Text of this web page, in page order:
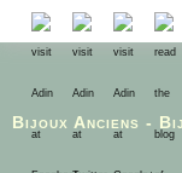
Bijoux Anciens -